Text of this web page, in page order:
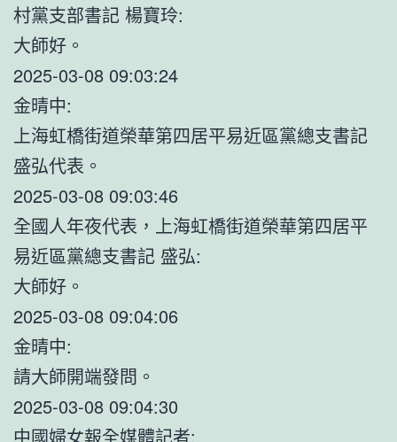
村黨支部書記 楊寶玲:
大師好。
2025-03-08 09:03:24
金晴中:
上海虹橋街道榮華第四居平易近區黨總支書記
盛弘代表。
2025-03-08 09:03:46
全國人年夜代表，上海虹橋街道榮華第四居平
易近區黨總支書記 盛弘:
大師好。
2025-03-08 09:04:06
金晴中:
請大師開端發問。
2025-03-08 09:04:30
中國婦女報全媒體記者: